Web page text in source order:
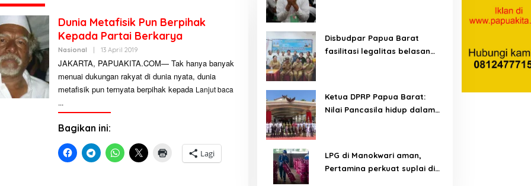
Dunia Metafisik Pun Berpihak
Kepada Partai Berkarya
Nasional 13 April 2019O
E
H
E
A
P
JAKARTA, PAPUAKITA.COM— Tak hanya banyak
menuai dukungan rakyat di dunia nyata, dunia
metafisik pun ternyata berpihak kepada Lanjut baca
Bagikan ini:
Lagi
Disbudpar Papua Barat
fasilitasi legalitas belasan
Ketua DPRP Papua Barat:
Nilai Pancasila hidup dalam
LPG di Manokwari aman,
Pertamina perkuat suplai di